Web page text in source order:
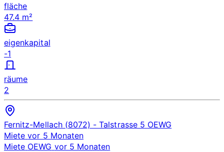
fläche
47.4 m²
eigenkapital
-1
räume
2
Fernitz-Mellach (8072) - Talstrasse 5 OEWG
Miete vor 5 Monaten
Miete OEWG vor 5 Monaten